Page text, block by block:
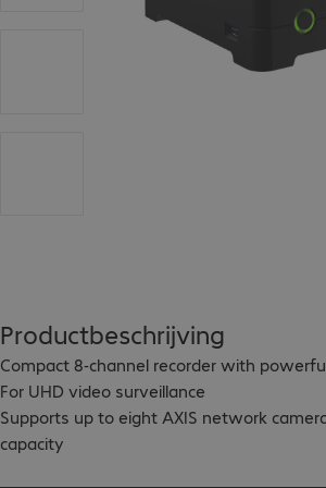
Productbeschrijving
Compact 8-channel recorder with
For UHD video surveillance
Supports up to eight AXIS network
capacity